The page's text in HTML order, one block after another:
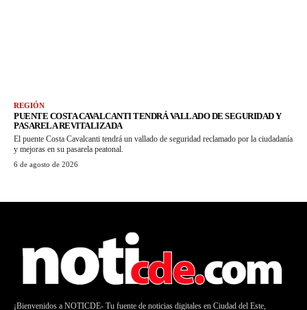
REGIÓN
PUENTE COSTA CAVALCANTI TENDRÁ VALLADO DE SEGURIDAD Y
PASARELA REVITALIZADA
El puente Costa Cavalcanti tendrá un vallado de seguridad reclamado por la ciudadanía
y mejoras en su pasarela peatonal.
6 de agosto de 2026
¡Bienvenidos a NOTICDE- Tu fuente de noticias digitales en Ciudad del Este,